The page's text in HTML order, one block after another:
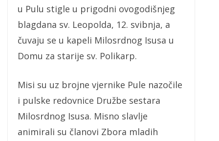
u Pulu stigle u prigodni ovogodišnjeg
blagdana sv. Leopolda, 12. svibnja, a
čuvaju se u kapeli Milosrdnog Isusa u
Domu za starije sv. Polikarp.
Misi su uz brojne vjernike Pule nazočile
i pulske redovnice Družbe sestara
Milosrdnog Isusa. Misno slavlje
animirali su članovi Zbora mladih